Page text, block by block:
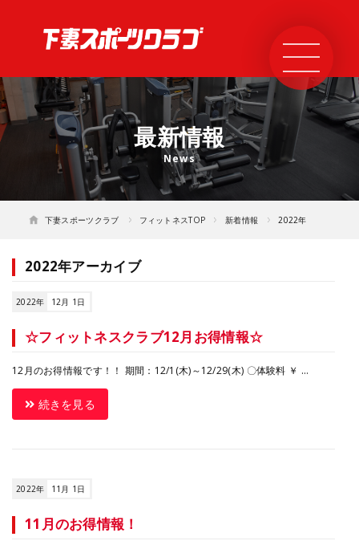
最新情報
下妻スポーツクラブ フィットネスTOP 新着情報 2022年
2022年アーカイブ
2022年 12月 1日
☆フィットネスクラブ12月お得情報☆
12月のお得情報です！！ 期間：12/1(木)～12/29(木) 〇体験料 ￥ ...
続きを見る
2022年 11月 1日
11月のお得情報！